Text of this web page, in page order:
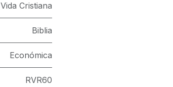
Vida Cristiana
Biblia
Económica
RVR60